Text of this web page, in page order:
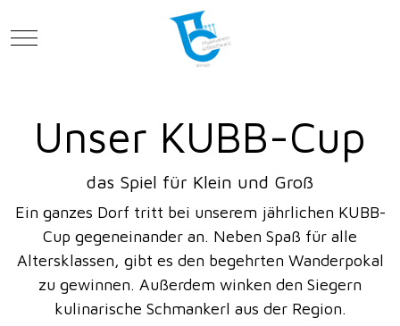
Mobile Menu Toggle
Unser KUBB-Cup
das Spiel für Klein und Groß
Ein ganzes Dorf tritt bei unserem jährlichen KUBB-
Cup gegeneinander an. Neben Spaß für alle
Altersklassen, gibt es den begehrten Wanderpokal
zu gewinnen. Außerdem winken den Siegern
kulinarische Schmankerl aus der Region.